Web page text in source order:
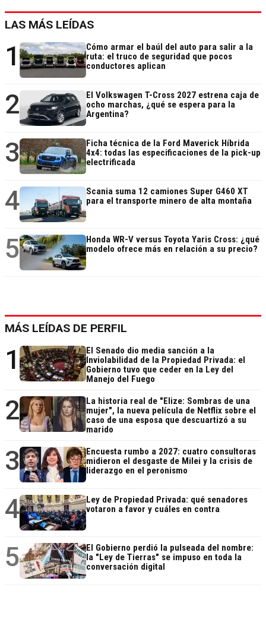
LAS MÁS LEÍDAS
1
Cómo armar el baúl del auto para salir a la
ruta: el truco de seguridad que pocos
conductores aplican
2
El Volkswagen T-Cross 2027 estrena caja de
ocho marchas, ¿qué se espera para la
Argentina?
3
Ficha técnica de la Ford Maverick Híbrida
4x4: todas las especificaciones de la pick-up
electrificada
4
Scania suma 12 camiones Super G460 XT
para el transporte minero de alta montaña
5
Honda WR-V versus Toyota Yaris Cross: ¿qué
modelo ofrece más en relación a su precio?
MÁS LEÍDAS DE PERFIL
1
El Senado dio media sanción a la
Inviolabilidad de la Propiedad Privada: el
Gobierno tuvo que ceder en la Ley del
Manejo del Fuego
2
La historia real de "Elize: Sombras de una
mujer", la nueva película de Netflix sobre el
caso de una esposa que descuartizó a su
marido
3
Encuesta rumbo a 2027: cuatro consultoras
midieron el desgaste de Milei y la crisis de
liderazgo en el peronismo
4
Ley de Propiedad Privada: qué senadores
votaron a favor y cuáles en contra
5
El Gobierno perdió la pulseada del nombre:
la "Ley de Tierras" se impuso en toda la
conversación digital